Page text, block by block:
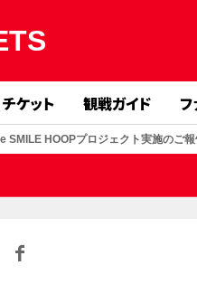
チケット 観戦ガイド
SMILE HOOPプロジェクト実施のご